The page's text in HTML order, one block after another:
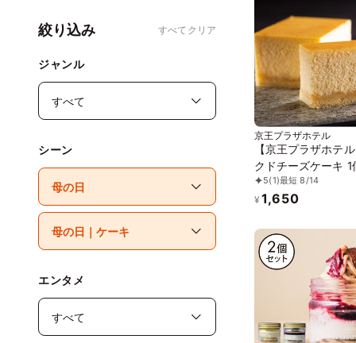
絞り込み すべてクリア
ジャンル
シーン
エンタメ
京王プラザホテル
【京王プラザホテ
クドチーズケーキ 1
5(1)最短 8/14
¥ 1,650